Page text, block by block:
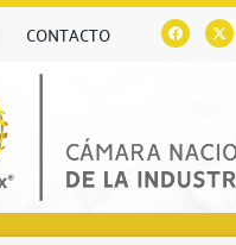
CONTACTO